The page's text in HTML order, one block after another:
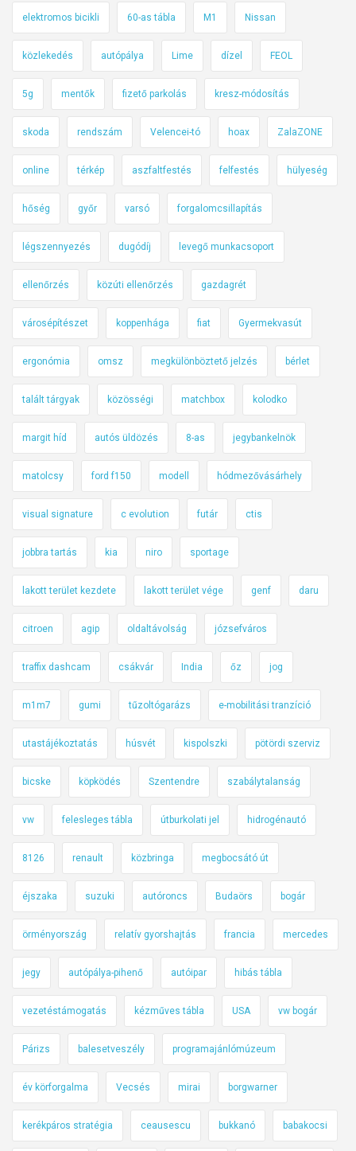
elektromos bicikli 60-as tábla M1 Nissan
közlekedés autópálya Lime dízel FEOL
5g mentők fizető parkolás kresz-módosítás
skoda rendszám Velencei-tó hoax ZalaZONE
online térkép aszfaltfestés felfestés hülyeség
hőség győr varsó forgalomcsillapítás
légszennyezés dugódíj levegő munkacsoport
ellenőrzés közúti ellenőrzés gazdagrét
városépítészet koppenhága fiat Gyermekvasút
ergonómia omsz megkülönböztető jelzés bérlet
talált tárgyak közösségi matchbox kolodko
margit híd autós üldözés 8-as jegybankelnök
matolcsy ford f150 modell hódmezővásárhely
visual signature c evolution futár ctis
jobbra tartás kia niro sportage
lakott terület kezdete lakott terület vége genf daru
citroen agip oldaltávolság józsefváros
traffix dashcam csákvár India őz jog
m1m7 gumi tűzoltógarázs e-mobilitási tranzíció
utastájékoztatás húsvét kispolszki pötördi szerviz
bicske köpködés Szentendre szabálytalanság
vw felesleges tábla útburkolati jel hidrogénautó
8126 renault közbringa megbocsátó út
éjszaka suzuki autóroncs Budaörs bogár
örményország relatív gyorshajtás francia mercedes
jegy autópálya-pihenő autóipar hibás tábla
vezetéstámogatás kézműves tábla USA vw bogár
Párizs balesetveszély programajánlómúzeum
év körforgalma Vecsés mirai borgwarner
kerékpáros stratégia ceausescu bukkanó babakocsi